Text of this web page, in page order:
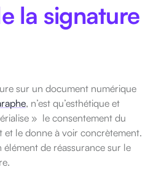
la signature
sur un document numérique
, n’est qu’esthétique et
» le consentement du
et le donne à voir concrètement.
élément de réassurance sur le